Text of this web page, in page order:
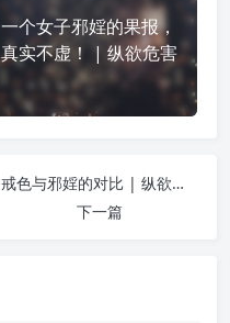
一个女子邪婬的果报，
真实不虚！ | 纵欲危害
戒色与邪婬的对比 | 纵欲危害
下一篇